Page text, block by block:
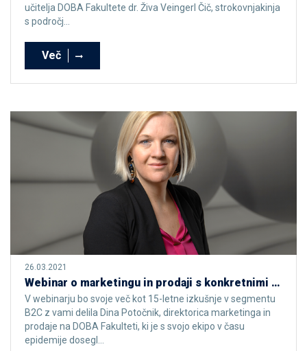
učitelja DOBA Fakultete dr. Živa Veingerl Čič, strokovnjakinja
s področj...
Več
26.03.2021
Webinar o marketingu in prodaji s konkretnimi primeri iz prakse
V webinarju bo svoje več kot 15-letne izkušnje v segmentu
B2C z vami delila Dina Potočnik, direktorica marketinga in
prodaje na DOBA Fakulteti, ki je s svojo ekipo v času
epidemije dosegl...